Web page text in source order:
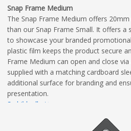
Snap Frame Medium
The Snap Frame Medium offers
than our Snap Frame Small. It offers a
to showcase your branded
plastic film keeps the product secure
Frame Medium can open and close
supplied with a matching cardboard
additional surface for branding and
presentation.
Se bildgalleri
Kompletta riktlinjer för tryck